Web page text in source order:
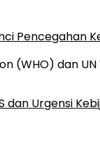
Pencegahan
(WHO) dan